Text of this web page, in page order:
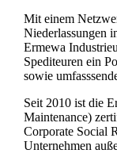
Mit einem
Niederlassungen
Ermewa
Spediteuren ein
sowie
Seit 2010 ist die
Maintenance)
Corporate Social
Unternehmen